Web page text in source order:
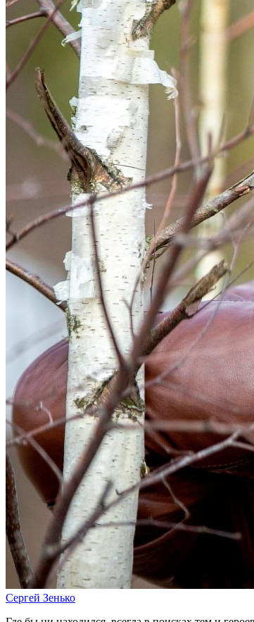
Сергей Зенько